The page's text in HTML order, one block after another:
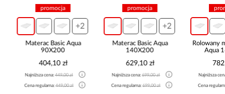
promocja
+2
Materac Basic Aqua
90X200
404,10 zł
Najniższa cena:449,00 zł
Cena regularna:449,00 zł
promocja
+2
Materac Basic Aqua
140X200
629,10 zł
Najniższa cena:699,00 zł
Cena regularna:699,00 zł
Rolowany
Aqua
Najniższa
Cena